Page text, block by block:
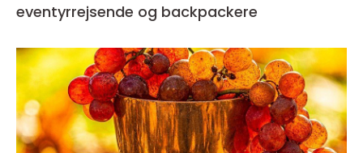
eventyrrejsende og backpackere